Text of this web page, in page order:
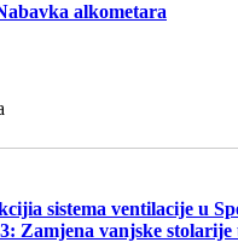
alkometara
sistema ventilacije u
Zamjena vanjske stolarije